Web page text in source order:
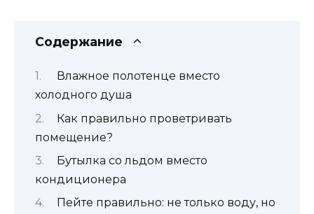
Содержание
Влажное полотенце вместо
холодного душа
Как правильно проветривать
помещение?
Бутылка со льдом вместо
кондиционера
Пейте правильно: не только воду, но